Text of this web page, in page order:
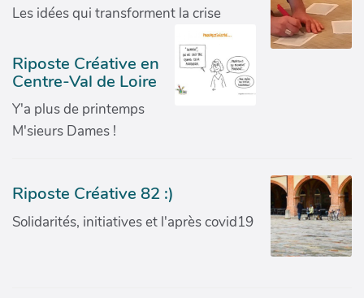
Les idées qui transforment la crise
Riposte Créative en
Centre-Val de Loire
Y'a plus de printemps
M'sieurs Dames !
Riposte Créative 82 :)
Solidarités, initiatives et l'après covid19